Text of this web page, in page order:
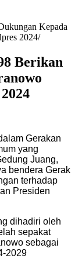
Kepada
2024
Berikan
Gerakan
yang
Juang,
bendera Gerak
terhadap
Presiden
dihadiri oleh
sepakat
sebagai
2029